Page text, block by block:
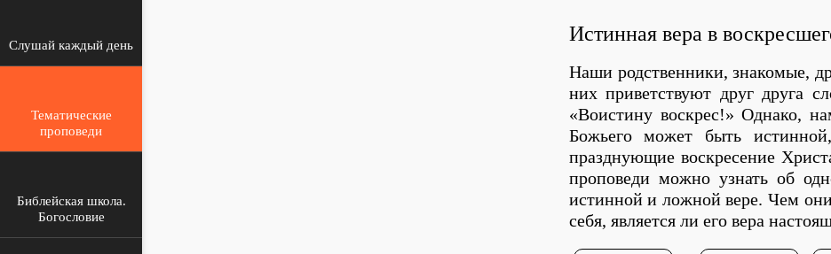
Слушай каждый день
Тематические
проповеди
Библейская школа.
Богословие
Истинная вера в
Наши родственники, знакомые,
них приветствуют друг друга
«Воистину воскрес!» Однако,
Божьего может быть
празднующие воскресение
проповеди можно узнать об
истинной и ложной вере. Чем
себя, является ли его вера